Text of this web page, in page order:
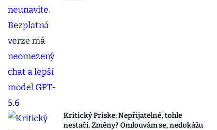
Kritický Priske: Nepřijatelné, tohle
nestačí. Změny? Omlouvám se, nedokážu